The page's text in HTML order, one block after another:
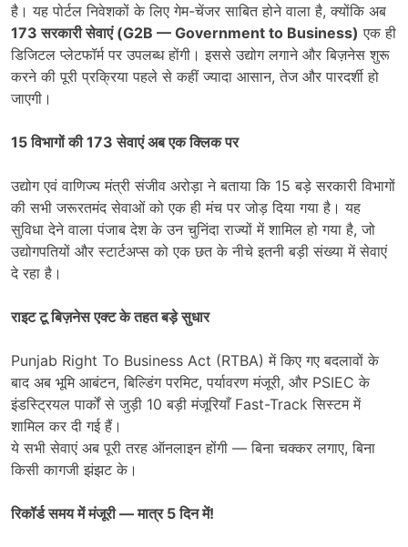
है। यह पोर्टल निवेशकों के लिए गेम-चेंजर साबित होने वाला है, क्योंकि अब
173सरकारी सेवाएं (G2B — Government to Business) एक ही
डिजिटल प्लेटफॉर्म पर उपलब्ध होंगी। इससे उद्योग लगाने और बिज़नेस शुरू
करने की पूरी प्रक्रिया पहले से कहीं ज्यादा आसान, तेज और पारदर्शी हो
जाएगी।
15विभागों की173सेवाएं अब एक क्लिक पर
उद्योग एवं वाणिज्य मंत्री संजीव अरोड़ा ने बताया कि 15 बड़े सरकारी विभागों
की सभी जरूरतमंद सेवाओं को एक ही मंच पर जोड़ दिया गया है। यह
सुविधा देने वाला पंजाब देश के उन चुनिंदा राज्यों में शामिल हो गया है, जो
उद्योगपतियों और स्टार्टअप्स को एक छत के नीचे इतनी बड़ी संख्या में सेवाएं
दे रहा है।
राइट टू बिज़नेस एक्ट के तहत बड़े सुधार
Punjab Right To Business Act (RTBA) में किए गए बदलावों के
बाद अब भूमि आबंटन, बिल्डिंग परमिट, पर्यावरण मंजूरी, और PSIEC के
इंडस्ट्रियल पार्कों से जुड़ी 10 बड़ी मंजूरियाँ Fast-Track सिस्टम में
शामिल कर दी गई हैं।
ये सभी सेवाएं अब पूरी तरह ऑनलाइन होंगी — बिना चक्कर लगाए, बिना
किसी कागजी झंझट के।
रिकॉर्ड समय में मंजूरी—मात्र 5दिन में!